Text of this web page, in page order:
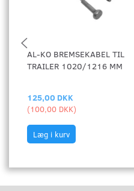
AL-KO BREMSEKABEL TIL
TRAILER 1020/1216 MM
125,00 DKK
(100,00 DKK)
Læg i kurv